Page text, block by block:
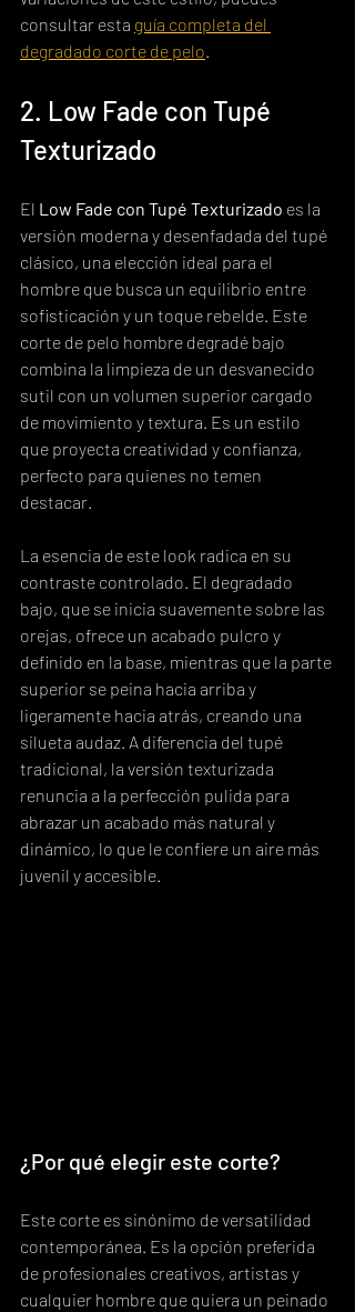
consultar esta guía completa del
degradado corte de pelo.
2. Low Fade con Tupé
Texturizado
El Low Fade con Tupé Texturizado es la
versión moderna y desenfadada del tupé
clásico, una elección ideal para el
hombre que busca un equilibrio entre
sofisticación y un toque rebelde. Este
corte de pelo hombre degradé bajo
combina la limpieza de un desvanecido
sutil con un volumen superior cargado
de movimiento y textura. Es un estilo
que proyecta creatividad y confianza,
perfecto para quienes no temen
destacar.
La esencia de este look radica en su
contraste controlado. El degradado
bajo, que se inicia suavemente sobre las
orejas, ofrece un acabado pulcro y
definido en la base, mientras que la parte
superior se peina hacia arriba y
ligeramente hacia atrás, creando una
silueta audaz. A diferencia del tupé
tradicional, la versión texturizada
renuncia a la perfección pulida para
abrazar un acabado más natural y
dinámico, lo que le confiere un aire más
juvenil y accesible.
¿Por qué elegir este corte?
Este corte es sinónimo de versatilidad
contemporánea. Es la opción preferida
de profesionales creativos, artistas y
cualquier hombre que quiera un peinado